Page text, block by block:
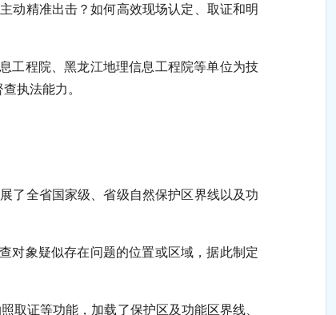
精准出击？如何高效现场认定、取证和明
程院、黑龙江地理信息工程院等单位为技
执法能力。
全省国家级、省级自然保护区界线以及功
象疑似存在问题的位置或区域，据此制定
证等功能，加载了保护区及功能区界线、